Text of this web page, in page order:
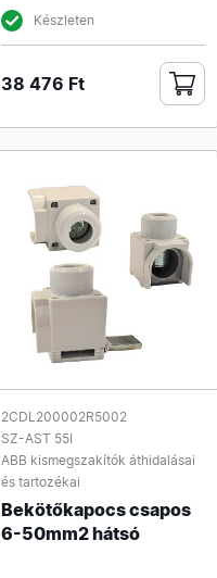
Készleten
38 476 Ft
2CDL200002R5002
SZ-AST 55I
ABB kismegszakítók áthidalásai
és tartozékai
Bekötőkapocs csapos
6-50mm2 hátsó